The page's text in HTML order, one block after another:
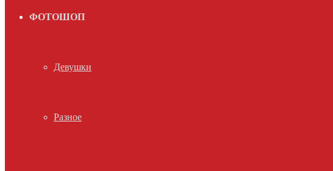
ФОТОШОП
Девушки
Разное